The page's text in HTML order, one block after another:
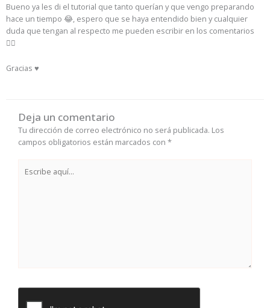
Bueno ya les di el tutorial que tanto querían y que vengo preparando
hace un tiempo 😂, espero que se haya entendido bien y cualquier
duda que tengan al respecto me pueden escribir en los comentarios
👇🏻
Gracias ♥️
Deja un comentario
Tu dirección de correo electrónico no será publicada. Los
campos obligatorios están marcados con *
aquí...